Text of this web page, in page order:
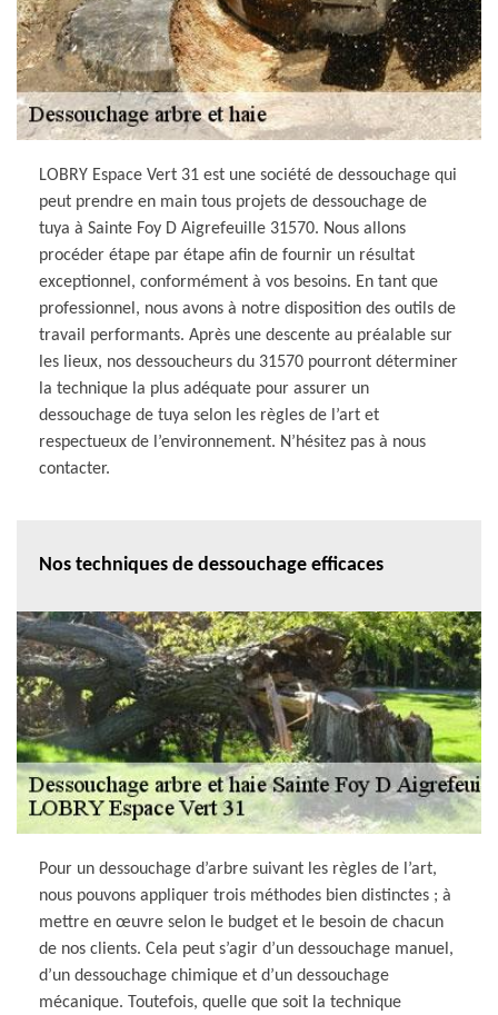
LOBRY Espace Vert 31 est une société de dessouchage qui
peut prendre en main tous projets de dessouchage de
tuya à Sainte Foy D Aigrefeuille 31570. Nous allons
procéder étape par étape afin de fournir un résultat
exceptionnel, conformément à vos besoins. En tant que
professionnel, nous avons à notre disposition des outils de
travail performants. Après une descente au préalable sur
les lieux, nos dessoucheurs du 31570 pourront déterminer
la technique la plus adéquate pour assurer un
dessouchage de tuya selon les règles de l’art et
respectueux de l’environnement. N’hésitez pas à nous
contacter.
Nos techniques de dessouchage efficaces
Pour un dessouchage d’arbre suivant les règles de l’art,
nous pouvons appliquer trois méthodes bien distinctes ; à
mettre en œuvre selon le budget et le besoin de chacun
de nos clients. Cela peut s’agir d’un dessouchage manuel,
d’un dessouchage chimique et d’un dessouchage
mécanique. Toutefois, quelle que soit la technique